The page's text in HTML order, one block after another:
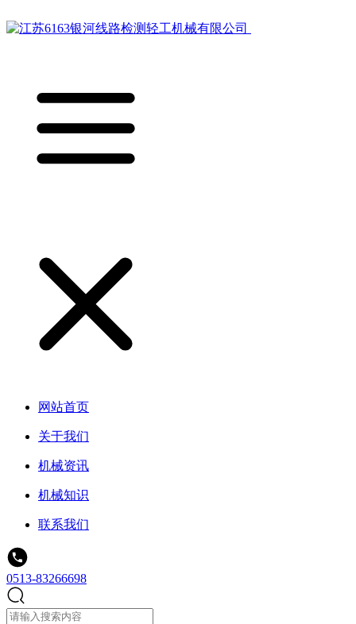
网站首页
关于我们
机械资讯
机械知识
联系我们
0513-83266698